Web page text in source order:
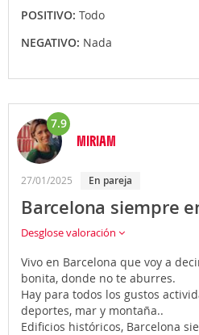
POSITIVO: Todo
NEGATIVO: Nada
7.9
MIRIAM
27/01/2025 En pareja
Barcelona siempre
Desglose valoración
Vivo en Barcelona que voy a
bonita, donde no te aburres.
Hay para todos los gustos
deportes, mar y montaña..
Edificios históricos, Barcelona